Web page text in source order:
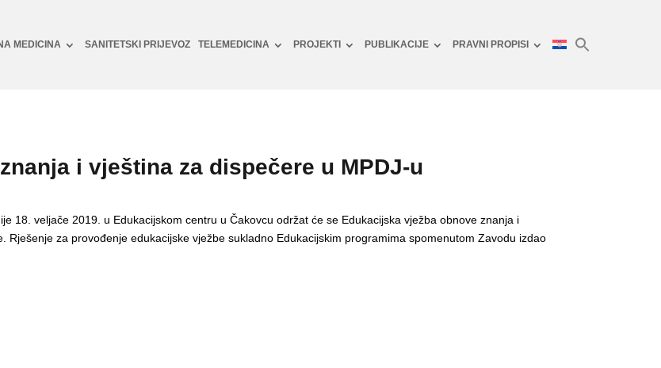
MEDICINA SANITETSKI PRIJEVOZ TELEMEDICINA PROJEKTI PUBLIKACIJE PRAVNI PROPISI
i vještina za dispečere u MPDJ-u
18. veljače 2019. u Edukacijskom centru u Čakovcu održat će se Edukacijska vježba obnove znanja i
Rješenje za provođenje edukacijske vježbe sukladno Edukacijskim programima spomenutom Zavodu izdao